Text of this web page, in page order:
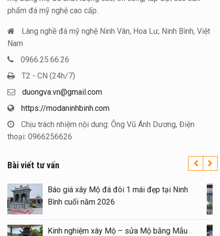
phẩm đá mỹ nghệ cao cấp.
Làng nghề đá mỹ nghệ Ninh Vân, Hoa Lư, Ninh Bình, Việt
Nam
0966.25.66.26
T2 - CN (24h/7)
duongva.vn@gmail.com
https://modaninhbinh.com
Chịu trách nhiệm nội dung: Ông Vũ Ánh Dương, Điện
thoại: 0966256626
Bài viết tư vấn
Báo giá xây Mộ đá đôi 1 mái đẹp tại Ninh
Bình cuối năm 2026
Kinh nghiệm xây Mộ – sửa Mộ bằng Mẫu